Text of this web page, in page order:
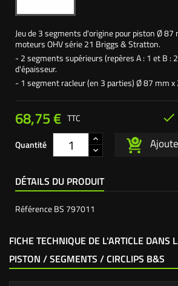
Jeu de 3 segments d'origine pour piston Ø
moteurs OHV série 21 Briggs & Stratton.
- 2 segments supérieurs (repères A : 1 et B :
d'épaisseur.
- 1 segment racleur (en 3 parties) Ø 87 mm x
68,75 € 
TTC
Quantité
DÉTAILS DU PRODUIT
RéférenceBS 797011
FICHE TECHNIQUE DE L'ARTICLE DANS
PISTON / SEGMENTS / CIRCLIPS B&S